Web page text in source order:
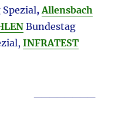
,Allensbach
Bundestag
INFRATEST